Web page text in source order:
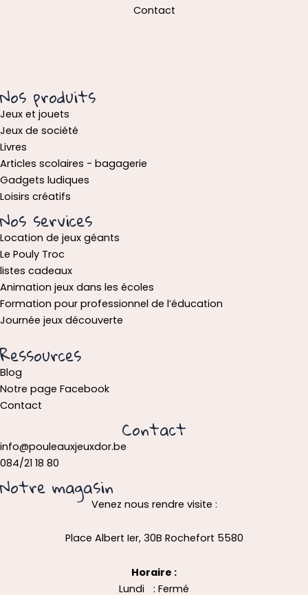
Contact
Nos produits
Jeux et jouets
Jeux de société
Livres
Articles scolaires - bagagerie
Gadgets ludiques
Loisirs créatifs
Nos services
Location de jeux géants
Le Pouly Troc
listes cadeaux
Animation jeux dans les écoles
Formation pour professionnel de l’éducation
Journée jeux découverte
Ressources
Blog
Notre page Facebook
Contact
Contact
info@pouleauxjeuxdor.be
084/21 18 80
Notre magasin
Venez nous rendre visite :
Place Albert Ier, 30B Rochefort 5580
Horaire :
Lundi : Fermé